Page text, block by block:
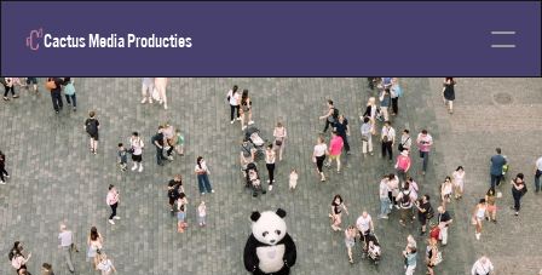
Cactus Media Producties
Neem contact op
Home
Videodiensten